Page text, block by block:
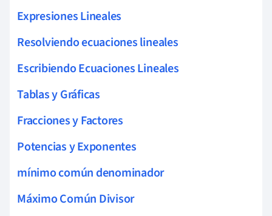
Expresiones Lineales
Resolviendo ecuaciones lineales
Escribiendo Ecuaciones Lineales
Tablas y Gráficas
Fracciones y Factores
Potencias y Exponentes
mínimo común denominador
Máximo Común Divisor